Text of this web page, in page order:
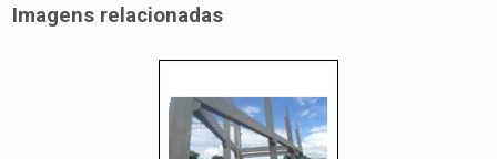
Imagens relacionadas